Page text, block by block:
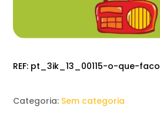
REF: pt_3ik_13_00115-o-que-faco
Categoria: Sem categoria